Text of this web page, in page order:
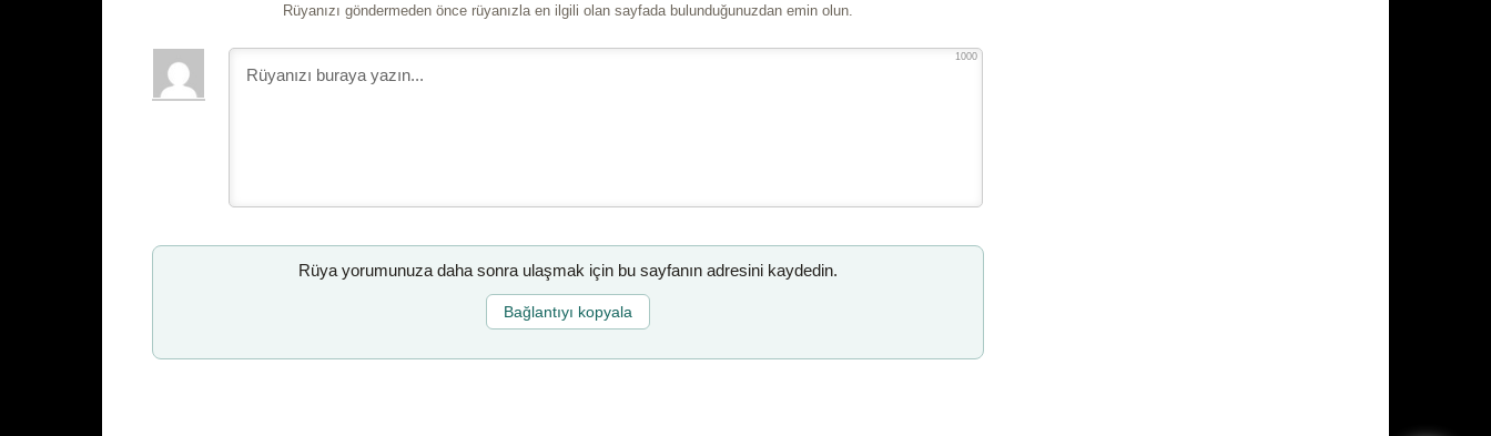
Rüyanızı göndermeden önce rüyanızla en ilgili olan sayfada bulunduğunuzdan emin olun.
1000
Rüya yorumunuza daha sonra ulaşmak için bu sayfanın adresini kaydedin.
Bağlantıyı kopyala